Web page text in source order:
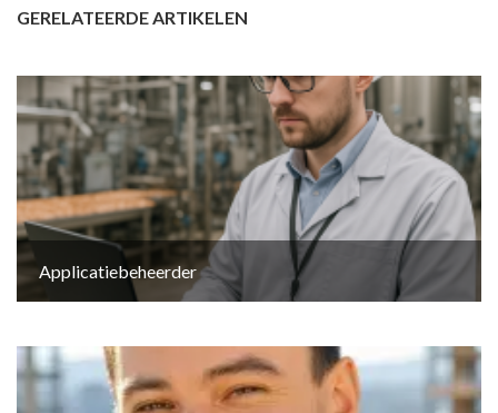
GERELATEERDE ARTIKELEN
Applicatiebeheerder